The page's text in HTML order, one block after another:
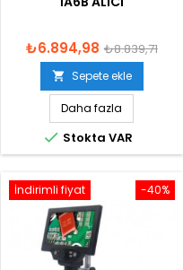
₺6.894,98 ₺8.839,71
 Sepete ekle
Daha fazla
 Stokta VAR
-40%
İndirimli fiyat